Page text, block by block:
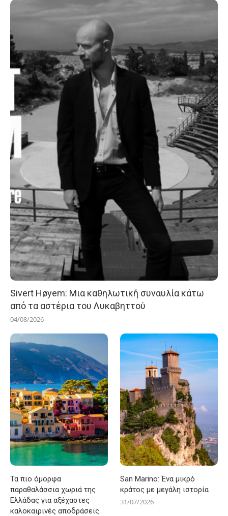
Sivert Høyem: Μια καθηλωτική συναυλία κάτω
από τα αστέρια του Λυκαβηττού
04/08/2026
Τα πιο όμορφα
παραθαλάσσια χωριά της
Ελλάδας για αξέχαστες
καλοκαιρινές αποδράσεις
San Marino: Ένα μικρό
κράτος με μεγάλη ιστορία
31/07/2026